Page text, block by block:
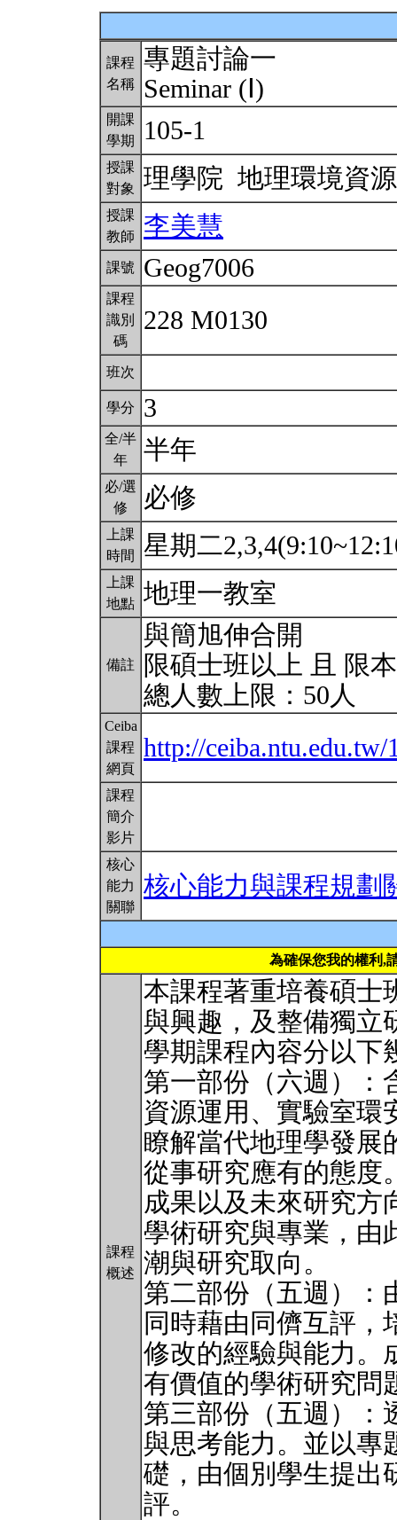
課程
名稱
專題討論一
Seminar (Ⅰ)
開課
學期
105-1
授課
對象
理學院 地理環境資
授課
教師
李美慧
課號 Geog7006
課程
識別
碼
228 M0130
班次
學分 3
全/半
年
半年
必/選
修
必修
上課
時間
星期二
上課
地點 地理一教室
備註
與簡旭伸合開
限碩士班以上 且 限
總人數上限：50人
Ceiba
課程
網頁
http://ceiba.ntu.edu.tw/
課程
簡介
影片
核心
能力
關聯
核心能力與課程規劃
為確保您我的權利,
課程
概述
本課程著重培養碩士
與興趣，及整備獨立
學期課程內容分以下
第一部份（六週）：
資源運用、實驗室環
瞭解當代地理學發展
從事研究應有的態度
成果以及未來研究方
學術研究與專業，由
潮與研究取向。
第二部份（五週）：
同時藉由同儕互評，
修改的經驗與能力。
有價值的學術研究問
第三部份（五週）：
與思考能力。並以專
礎，由個別學生提出
評。